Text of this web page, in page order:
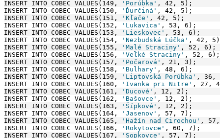
INSERT INTO COBEC VALUES(149,
'Porúbka' , 42, 5);
INSERT INTO COBEC VALUES(150,
'Ďurčiná' , 42, 5);
INSERT INTO COBEC VALUES(151,
'Kľače' , 42, 5);
INSERT INTO COBEC VALUES(152,
'Lukavica' , 53, 6);
INSERT INTO COBEC VALUES(153,
'Lieskovec' , 53, 6);
INSERT INTO COBEC VALUES(154,
'Nezbudská Lúčka' , 42,
INSERT INTO COBEC VALUES(155,
'Malé Straciny' , 52, 6);
INSERT INTO COBEC VALUES(156,
'Veľké Straciny' , 52, 6);
INSERT INTO COBEC VALUES(157,
'Počarová' , 21, 3);
INSERT INTO COBEC VALUES(158,
'Bulhary' , 48, 6);
INSERT INTO COBEC VALUES(159,
'Liptovská Porúbka' , 36,
INSERT INTO COBEC VALUES(160,
'Ivanka pri Nitre' , 27,
INSERT INTO COBEC VALUES(161,
'Ducové' , 12, 2);
INSERT INTO COBEC VALUES(162,
'Bašovce' , 12, 2);
INSERT INTO COBEC VALUES(163,
'Šípkové' , 12, 2);
INSERT INTO COBEC VALUES(164,
'Jasenov' , 57, 7);
INSERT INTO COBEC VALUES(165,
'Hažín nad Cirochou' ,
INSERT INTO COBEC VALUES(166,
'Rokytovce' , 60, 7);
INSERT INTO COBEC VALUES(167,
'Sopkovce' , 57, 7);